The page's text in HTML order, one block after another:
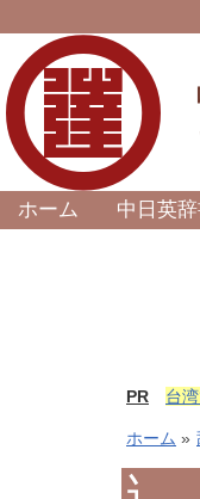
ホーム 中日英
PR 台
ホーム »